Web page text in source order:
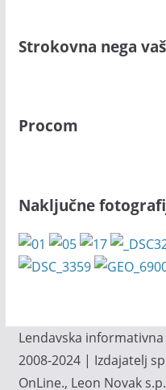
Strokovna nega
Procom
Naključne
Lendavska
2008-2024 | Izdajatelj
OnLine., Leon Novak